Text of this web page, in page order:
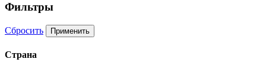
Фильтры
Сбросить Применить
Страна